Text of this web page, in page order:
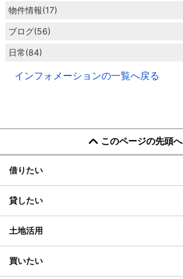
物件情報(17)
ブログ(56)
日常(84)
インフォメーションの一覧へ戻る
このページの先頭へ
借りたい
貸したい
土地活用
買いたい